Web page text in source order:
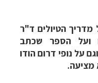
הטיולים ד"ר
ועל הספר שכתב
על נופי דרום הודו
מציעה.